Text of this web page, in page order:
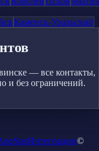
Каменск-Уральский
— все контакты,
и без ограничений.
Интеграции©